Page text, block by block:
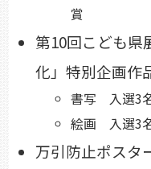
賞
第10回こども
化」特別企画作
書写 入選3
絵画 入選3
万引防止ポス